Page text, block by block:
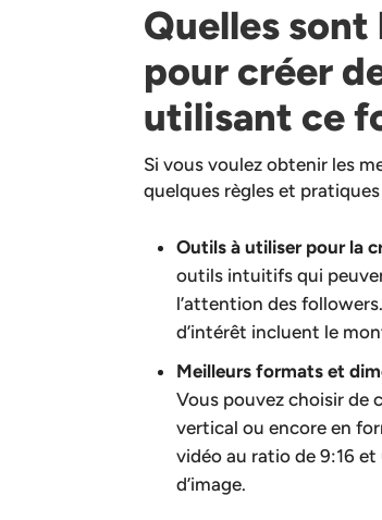
Quelles
pour créer
utilisant ce
Si vous voulez obtenir les
quelques règles et
Outils à utiliser pour la
outils intuitifs qui
l’attention des
d’intérêt incluent le
Meilleurs formats et
Vous pouvez choisir de
vertical ou encore en
vidéo au ratio de 9:16
d’image.